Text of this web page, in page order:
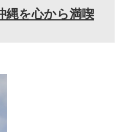
縄を心から満喫